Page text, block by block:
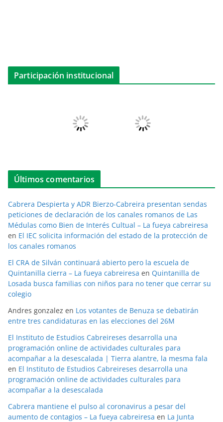
Participación institucional
Últimos comentarios
Cabrera Despierta y ADR Bierzo-Cabreira presentan sendas
peticiones de declaración de los canales romanos de Las
Médulas como Bien de Interés Cultual – La fueya cabreiresa
en El IEC solicita información del estado de la protección de
los canales romanos
El CRA de Silván continuará abierto pero la escuela de
Quintanilla cierra – La fueya cabreiresa en Quintanilla de
Losada busca familias con niños para no tener que cerrar su
colegio
Andres gonzalez en Los votantes de Benuza se debatirán
entre tres candidaturas en las elecciones del 26M
El Instituto de Estudios Cabreireses desarrolla una
programación online de actividades culturales para
acompañar a la desescalada | Tierra alantre, la mesma fala
en El Instituto de Estudios Cabreireses desarrolla una
programación online de actividades culturales para
acompañar a la desescalada
Cabrera mantiene el pulso al coronavirus a pesar del
aumento de contagios – La fueya cabreiresa en La Junta